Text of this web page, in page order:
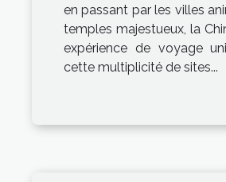
en passant par les villes
temples majestueux, la
expérience de voyage
cette multiplicité de sites...